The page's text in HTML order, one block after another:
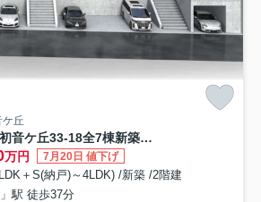
丘
【横浜市保土ケ谷区初音ケ丘33-18全7棟新築戸建て】★仲介手数料無料★
万円 7月20日 値下げ
＋S(納戸)～4LDK) /新築 /2階建
駅 徒歩37分